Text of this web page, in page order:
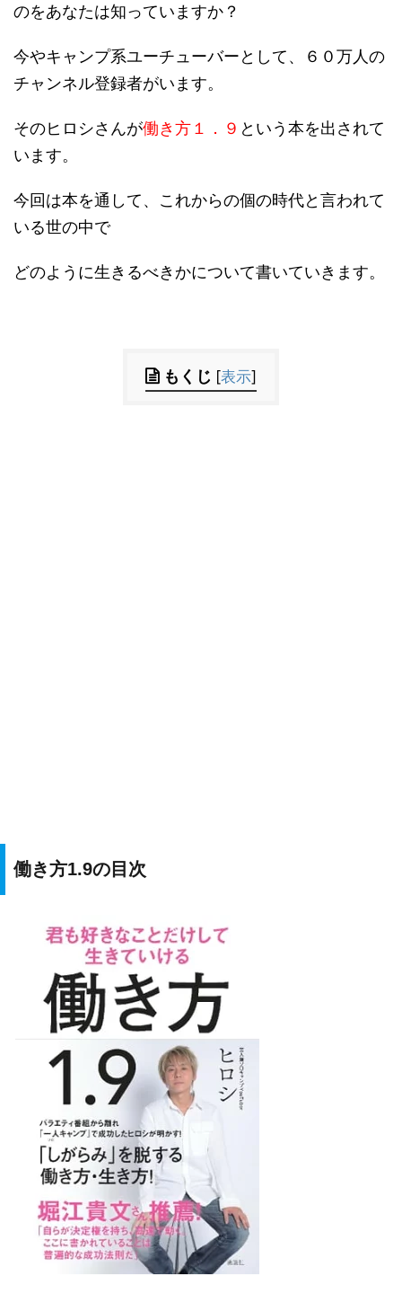
のをあなたは知っていますか？
今やキャンプ系ユーチューバーとして、６０万人の
チャンネル登録者がいます。
そのヒロシさんが働き方１．９ という本を出されて
います。
今回は本を通して、これからの個の時代と言われて
いる世の中で
どのように生きるべきかについて書いていきます。
もくじ [表示]
働き方1.9の目次